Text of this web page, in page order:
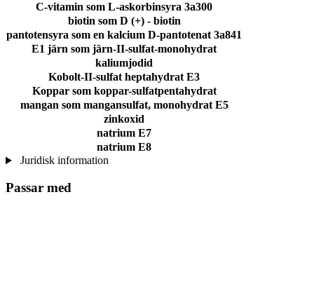
C-vitamin som L-askorbinsyra 3a300
biotin som D (+) - biotin
pantotensyra som en kalcium D-pantotenat 3a841
E1 järn som järn-II-sulfat-monohydrat
kaliumjodid
Kobolt-II-sulfat heptahydrat E3
Koppar som koppar-sulfatpentahydrat
mangan som mangansulfat, monohydrat E5
zinkoxid
natrium E7
natrium E8
Juridisk information
Passar med